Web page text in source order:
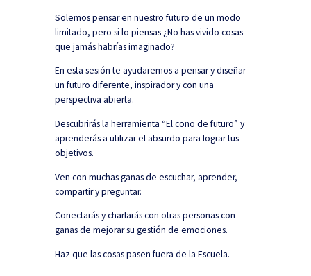
Solemos pensar en nuestro futuro de un modo
limitado, pero si lo piensas ¿No has vivido cosas
que jamás habrías imaginado?
En esta sesión te ayudaremos a pensar y diseñar
un futuro diferente, inspirador y con una
perspectiva abierta.
Descubrirás la herramienta “El cono de futuro” y
aprenderás a utilizar el absurdo para lograr tus
objetivos.
Ven con muchas ganas de escuchar, aprender,
compartir y preguntar.
Conectarás y charlarás con otras personas con
ganas de mejorar su gestión de emociones.
Haz que las cosas pasen fuera de la Escuela.